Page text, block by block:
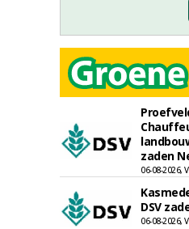
zaden
06-08-2026,
DSV
06-08-2026,